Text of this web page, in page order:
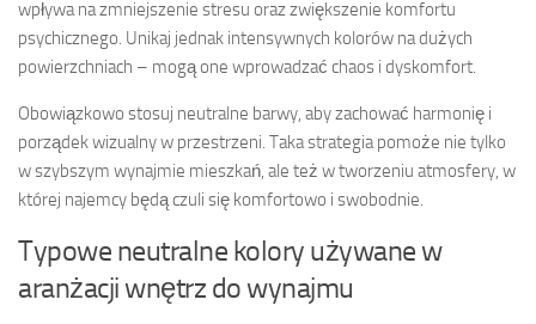
wpływa na zmniejszenie stresu oraz zwiększenie komfortu
psychicznego. Unikaj jednak intensywnych kolorów na dużych
powierzchniach – mogą one wprowadzać chaos i dyskomfort.
Obowiązkowo stosuj neutralne barwy, aby zachować harmonię i
porządek wizualny w przestrzeni. Taka strategia pomoże nie tylko
w szybszym wynajmie mieszkań, ale też w tworzeniu atmosfery, w
której najemcy będą czuli się komfortowo i swobodnie.
Typowe neutralne kolory używane w
aranżacji wnętrz do wynajmu